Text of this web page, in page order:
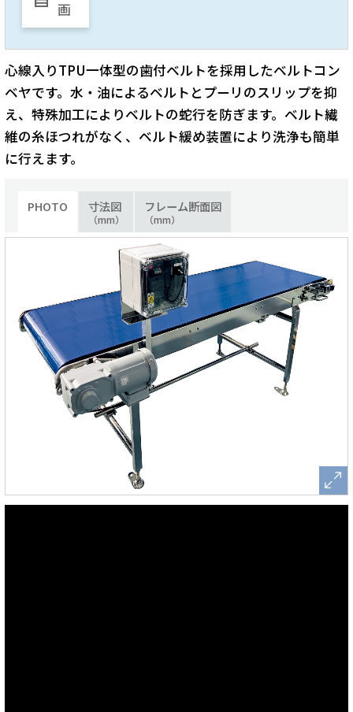
画
心線入りTPU一体型の歯付ベルトを採用したベルトコン
ベヤです。水・油によるベルトとプーリのスリップを抑
え、特殊加工によりベルトの蛇行を防ぎます。ベルト繊
維の糸ほつれがなく、ベルト緩め装置により洗浄も簡単
に行えます。
PHOTO 寸法図
（mm）
フレーム断面図
（mm）